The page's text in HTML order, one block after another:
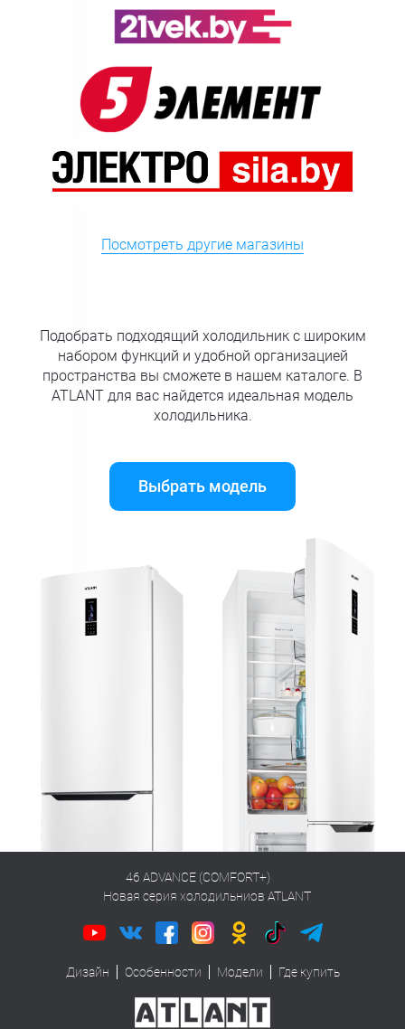
Посмотреть другие магазины
Подобрать подходящий холодильник с широким
набором функций и удобной организацией
пространства вы сможете в нашем каталоге. В
ATLANT для вас найдется идеальная модель
холодильника.
Выбрать модель
46 ADVANCE (COMFORT+)
Новая серия холодильниов ATLANT
Дизайн Особенности Модели Где купить